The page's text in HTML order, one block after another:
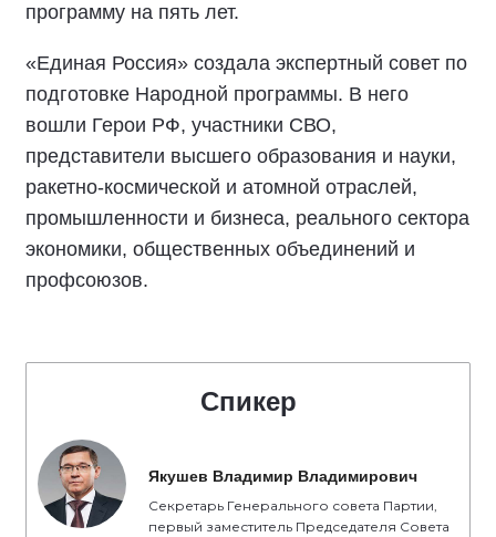
программу на пять лет.
«Единая Россия» создала экспертный совет по
подготовке Народной программы. В него
вошли Герои РФ, участники СВО,
представители высшего образования и науки,
ракетно-космической и атомной отраслей,
промышленности и бизнеса, реального сектора
экономики, общественных объединений и
профсоюзов.
Спикер
Якушев Владимир Владимирович
Секретарь Генерального совета Партии,
первый заместитель Председателя Совета